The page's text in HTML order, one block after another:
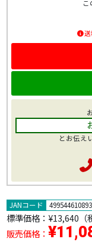
JANコード
標準価格： ¥13,640
販売価格：
こ
とお伝え